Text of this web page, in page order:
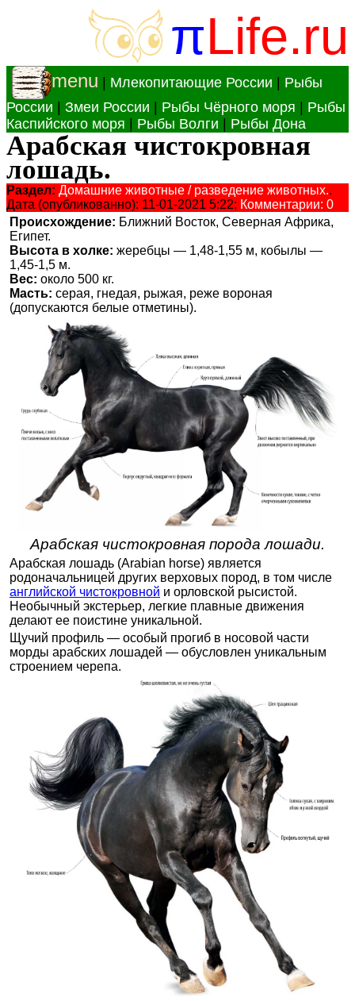
πLife.ru
menu Млекопитающие России
Рыбы
России
Змеи России Рыбы Чёрного моря
Рыбы
Каспийского моря
Рыбы Волги Рыбы Дона
Арабская чистокровная
лошадь.
Раздел: Домашние животные / разведение животных..
Дата (опубликованно): 11-01-2021 5:22; Комментарии: 0
Происхождение: Ближний Восток, Северная Африка,
Египет.
Высота в холке: жеребцы — 1,48-1,55 м, кобылы —
1,45-1,5 м.
Вес: около 500 кг.
Масть: серая, гнедая, рыжая, реже вороная
(допускаются белые отметины).
Арабская чистокровная порода лошади.
Арабская лошадь (Arabian horse) является
родоначальницей других верховых пород, в том числе
английской чистокровной и орловской рысистой.
Необычный экстерьер, легкие плавные движения
делают ее поистине уникальной.
Щучий профиль — особый прогиб в носовой части
морды арабских лошадей — обусловлен уникальным
строением черепа.